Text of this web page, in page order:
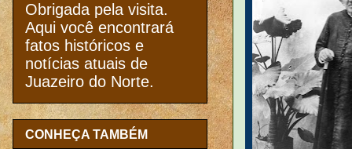
Obrigada pela visita.
Aqui você encontrará
fatos históricos e
notícias atuais de
Juazeiro do Norte.
CONHEÇA TAMBÉM